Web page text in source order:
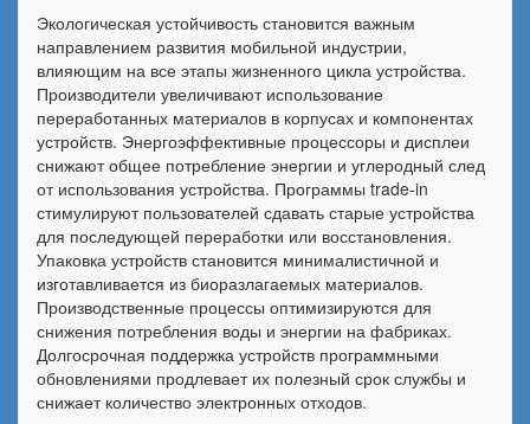
Экологическая устойчивость становится важным
направлением развития мобильной индустрии,
влияющим на все этапы жизненного цикла устройства.
Производители увеличивают использование
переработанных материалов в корпусах и компонентах
устройств. Энергоэффективные процессоры и дисплеи
снижают общее потребление энергии и углеродный след
от использования устройства. Программы trade-in
стимулируют пользователей сдавать старые устройства
для последующей переработки или восстановления.
Упаковка устройств становится минималистичной и
изготавливается из биоразлагаемых материалов.
Производственные процессы оптимизируются для
снижения потребления воды и энергии на фабриках.
Долгосрочная поддержка устройств программными
обновлениями продлевает их полезный срок службы и
снижает количество электронных отходов.